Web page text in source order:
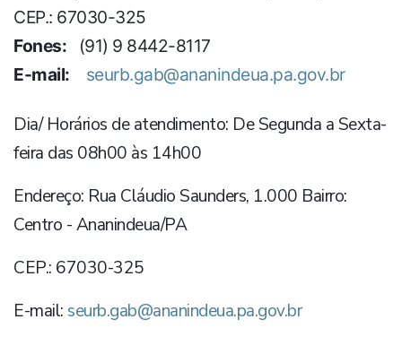
CEP.: 67030-325
Fones: (91) 9 8442-8117
E-mail:
seurb.gab@ananindeua.pa.gov.br
Dia/ Horários de atendimento: De Segunda a Sexta-
feira das 08h00 às 14h00
Endereço: Rua Cláudio Saunders, 1.000 Bairro:
Centro - Ananindeua/PA
CEP.: 67030-325
E-mail: seurb.gab@ananindeua.pa.gov.br